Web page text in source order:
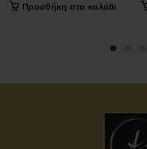
Προσθήκη στο καλάθι